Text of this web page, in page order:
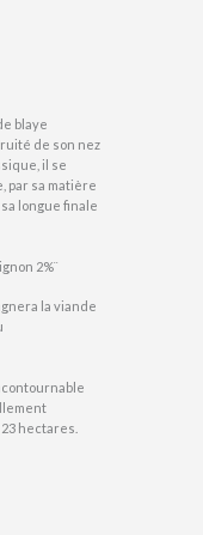
blaye
de son nez
il se
par sa matière
longue finale
2%¨
la viande
hectares.